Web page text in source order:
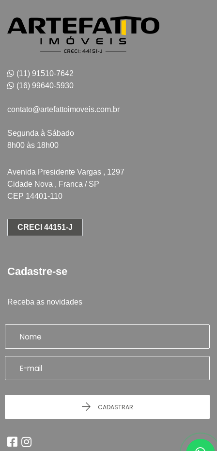
(11) 91510-7642
(16) 99640-5930
contato@artefattoimoveis.com.br
Segunda à Sábado
8h00 às 18h00
Avenida Presidente Vargas , 1297
Cidade Nova , Franca / SP
CEP 14401-110
CRECI 44151-J
Cadastre-se
Receba as novidades
CADASTRAR